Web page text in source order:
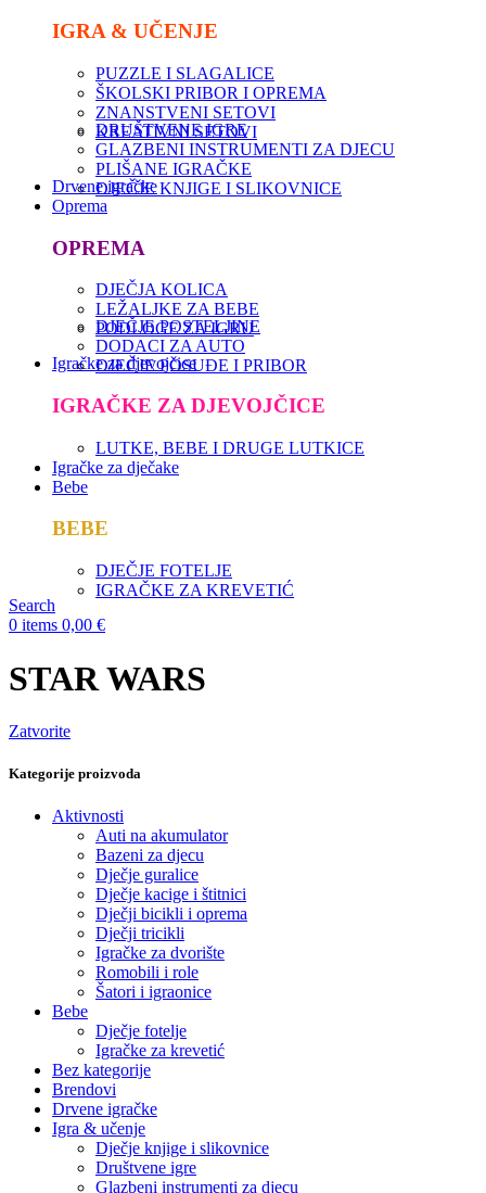
IGRA & UČENJE
PUZZLE I SLAGALICE
ŠKOLSKI PRIBOR I OPREMA
ZNANSTVENI SETOVI
KREATIVNI SETOVI
DRUŠTVENE IGRE
GLAZBENI INSTRUMENTI ZA DJECU
PLIŠANE IGRAČKE
DJEČJE KNJIGE I SLIKOVNICE
Drvene igračke
Oprema
OPREMA
DJEČJA KOLICA
LEŽALJKE ZA BEBE
PODLOGE ZA IGRU
DJEČJE POSTELJINE
DODACI ZA AUTO
DJEČJE POSUĐE I PRIBOR
Igračke za djevojčice
IGRAČKE ZA DJEVOJČICE
LUTKE, BEBE I DRUGE LUTKICE
Igračke za dječake
Bebe
BEBE
DJEČJE FOTELJE
IGRAČKE ZA KREVETIĆ
Search
0 items 0,00 €
STAR WARS
Zatvorite
Kategorije proizvoda
Aktivnosti
Auti na akumulator
Bazeni za djecu
Dječje guralice
Dječje kacige i štitnici
Dječji bicikli i oprema
Dječji tricikli
Igračke za dvorište
Romobili i role
Šatori i igraonice
Bebe
Dječje fotelje
Igračke za krevetić
Bez kategorije
Brendovi
Drvene igračke
Igra & učenje
Dječje knjige i slikovnice
Društvene igre
Glazbeni instrumenti za djecu